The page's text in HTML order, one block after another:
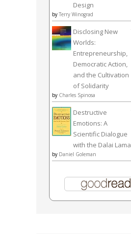
Design
by Terry Winograd
Disclosing New
Worlds:
Entrepreneurship,
Democratic Action,
and the Cultivation
of Solidarity
by Charles Spinosa
Destructive
Emotions: A
Scientific Dialogue
with the Dalai Lama
by Daniel Goleman